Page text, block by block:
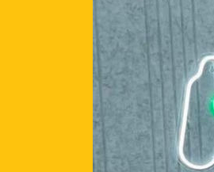
從黃金後衛到聯盟推
命腦震盪，揭密讓團隊
領導心法」